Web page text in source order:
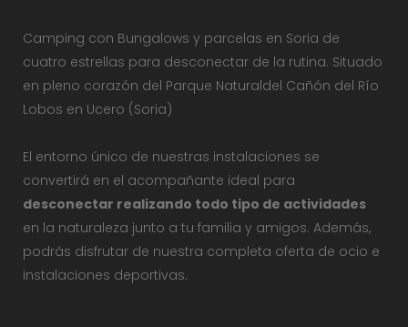
Camping con Bungalows y parcelas en Soria de
cuatro estrellas para desconectar de la rutina. Situado
en pleno corazón del Parque Naturaldel Cañón del Río
Lobos en Ucero (Soria)
El entorno único de nuestras instalaciones se
convertirá en el acompañante ideal para
desconectar realizando todo tipo de actividades
en la naturaleza junto a tu familia y amigos. Además,
podrás disfrutar de nuestra completa oferta de ocio e
instalaciones deportivas.